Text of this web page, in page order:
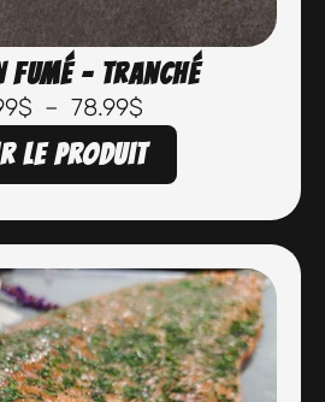
fumé – Tranché
$ – 78.99$
le produit